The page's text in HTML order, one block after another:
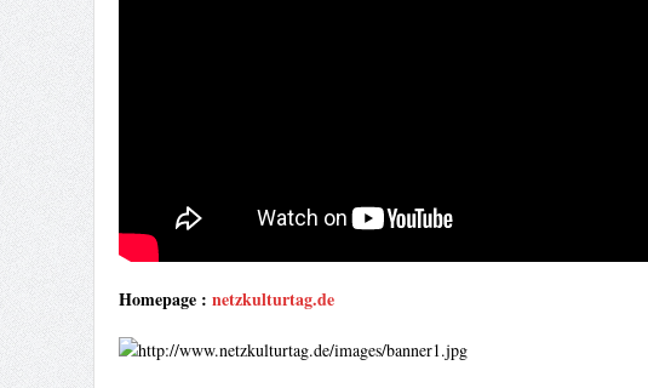
Homepage : netzkulturtag.de